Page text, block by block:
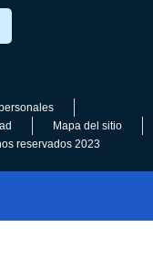
Mapa del sitio
reservados 2023